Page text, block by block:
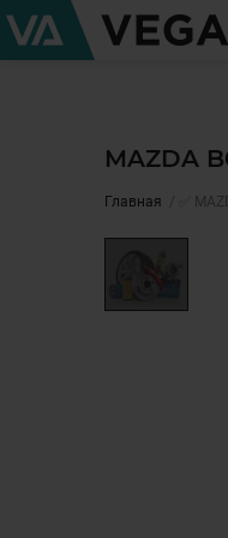
MAZDA
Главная ✅